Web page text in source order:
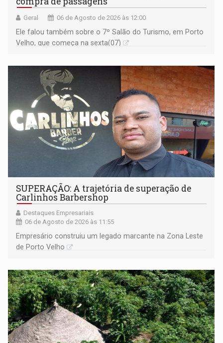
Geral 06 de Agosto de 2026 às 12:00
Ele falou também sobre o 7º Salão do Turismo, em Porto
Velho, que começa na sexta(07)
SUPERAÇÃO: A trajetória de superação de
Carlinhos Barbershop
Destaques Empresariais
06 de Agosto de 2026 às 11:55
Empresário construiu um legado marcante na Zona Leste
de Porto Velho